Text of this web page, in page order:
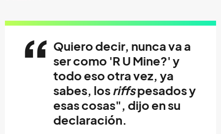
Quiero decir, nunca va a
ser como 'R U Mine?'y
todo eso otra vez, ya
sabes, losriffspesados y
esas cosas", dijo en su
declaración.